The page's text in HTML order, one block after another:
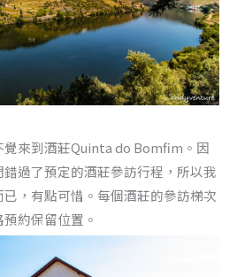
覺來到酒莊Quinta do Bomfim。因
過了預定的酒莊參訪行程，所以我
，有點可惜。每個酒莊的參訪梯次
約保留位置。